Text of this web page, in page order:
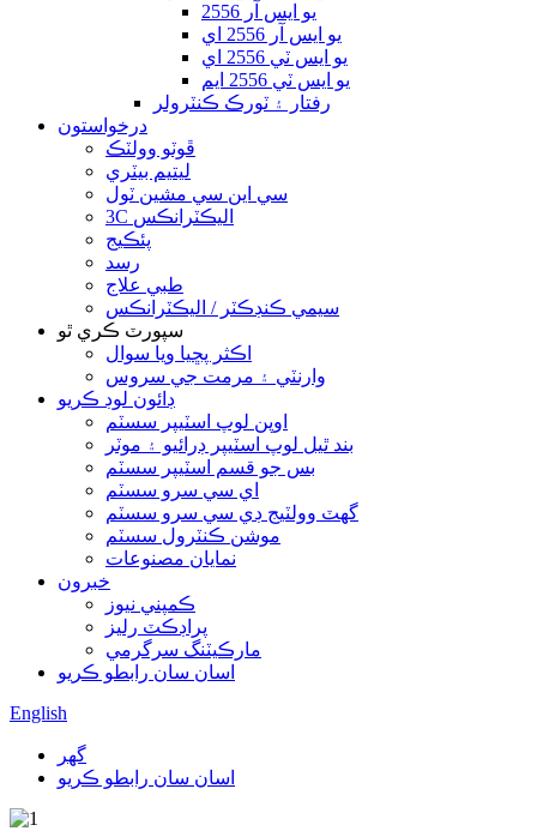
يو ايس آر 2556
يو ايس آر 2556 اي
يو ايس ٽي 2556 اي
يو ايس ٽي 2556 ايم
رفتار ۽ ٽورڪ ڪنٽرولر
درخواستون
ڦوٽو وولٽڪ
ليتيم بيٽري
سي اين سي مشين ٽول
3C اليڪٽرانڪس
پئڪيج
رسد
طبي علاج
سيمي ڪنڊڪٽر / اليڪٽرانڪس
سپورٽ ڪري ٿو
اڪثر پڇيا ويا سوال
وارنٽي ۽ مرمت جي سروس
ڊائون لوڊ ڪريو
اوپن لوپ اسٽيپر سسٽم
بند ٿيل لوپ اسٽيپر ڊرائيو ۽ موٽر
بس جو قسم اسٽيپر سسٽم
اي سي سرو سسٽم
گھٽ وولٽيج ڊي سي سرو سسٽم
موشن ڪنٽرول سسٽم
نمايان مصنوعات
خبرون
ڪمپني نيوز
پراڊڪٽ رليز
مارڪيٽنگ سرگرمي
اسان سان رابطو ڪريو
English
گھر
اسان سان رابطو ڪريو